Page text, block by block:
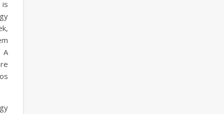
A